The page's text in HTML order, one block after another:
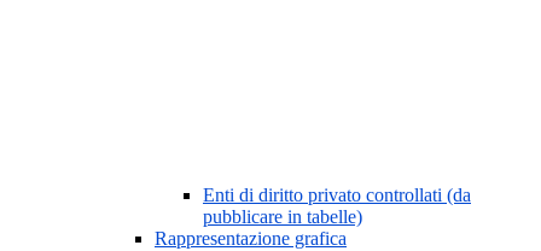
Enti di diritto privato controllati (da
pubblicare in tabelle)
Rappresentazione grafica